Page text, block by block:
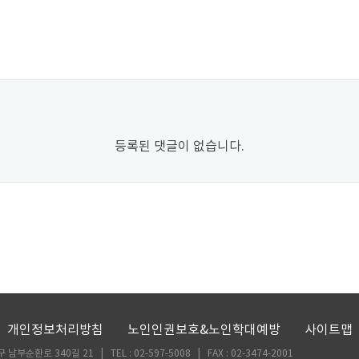
등록된 댓글이 없습니다.
개인정보처리방침 노인인권보호&노인학대예방 사이트맵
구 남부순환로 340길 21 | TEL : 02-597-5008 | FAX : 02-3474-2001